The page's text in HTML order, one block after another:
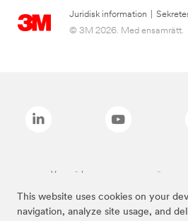
This website uses cookies on your
navigation, analyze site usage, and
Juridisk information
© 3M 2026. Med ensamrätt.
Varumärken som anges ovan är